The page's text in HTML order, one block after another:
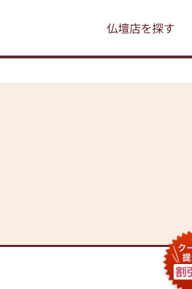
仏壇店を探す